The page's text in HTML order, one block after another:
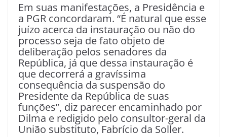
Em suas manifestações, a Presidência e
a PGR concordaram. “É natural que esse
juízo acerca da instauração ou não do
processo seja de fato objeto de
deliberação pelos senadores da
República, já que dessa instauração é
que decorrerá a gravíssima
consequência da suspensão do
Presidente da República de suas
funções”, diz parecer encaminhado por
Dilma e redigido pelo consultor-geral da
União substituto, Fabrício da Soller.